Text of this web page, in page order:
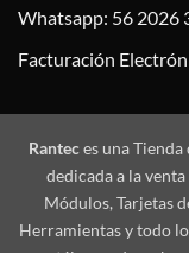
Whatsapp: 56 2026
Facturación
Ranteces una Tienda
dedicada a la
Módulos, Tarjetas
Herramientas y todo